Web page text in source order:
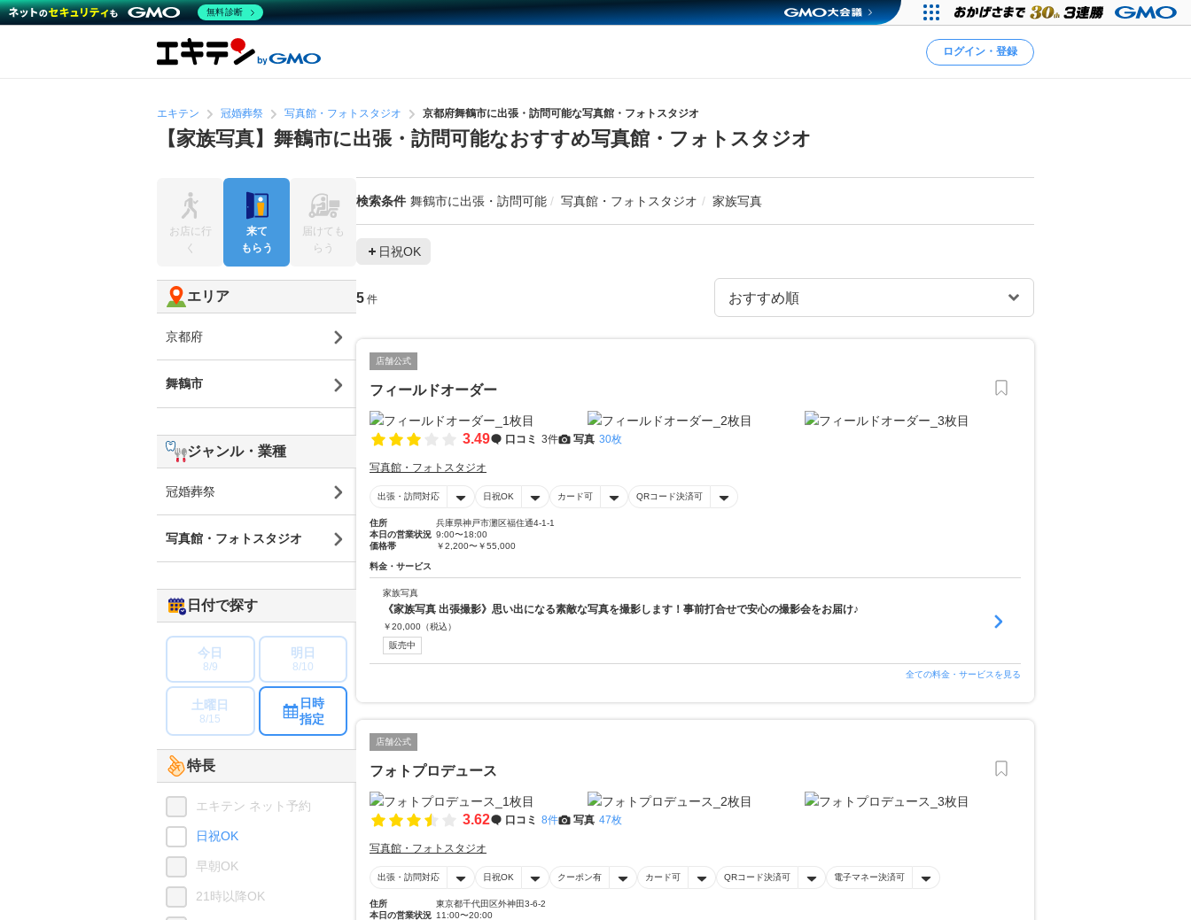
ログイン・登録
エキテン 冠婚葬祭 写真館・フォトスタジオ 京都府舞鶴市に出張・訪問可能な写真館・フォトスタジオ
【家族写真】舞鶴市に出張・訪問可能なおすすめ写真館・フォトスタジオ
検索条件 舞鶴市に出張・訪問可能 写真館・フォトスタジオ 家族写真
日祝OK
5 件
店舗公式
フィールドオーダー
3.49 口コミ 3件 写真 30枚
写真館・フォトスタジオ
出張・訪問対応 日祝OK カード可 QRコード決済可
住所
兵庫県神戸市灘区福住通4-1-1
本日の営業状況 9:00〜18:00
価格帯
￥2,200〜￥55,000
料金・サービス
家族写真
《家族写真 出張撮影》思い出になる素敵な写真を撮影します！事前打合せで安心の撮影会をお届け♪
￥20,000 （税込）
販売中
全ての料金・サービスを見る
店舗公式
フォトプロデュース
3.62 口コミ 8件 写真 47枚
写真館・フォトスタジオ
出張・訪問対応 日祝OK クーポン有 カード可 QRコード決済可 電子マネー決済可
住所
東京都千代田区外神田3-6-2
本日の営業状況 11:00〜20:00
お店に行
く
来て
もらう
届けても
らう
エリア
京都府
舞鶴市
ジャンル・業種
冠婚葬祭
写真館・フォトスタジオ
日付で探す
今日
8/9
明日
8/10
土曜日
8/15
日時
指定
特長
エキテン ネット予約
日祝OK
早朝OK
21時以降OK
無料診断